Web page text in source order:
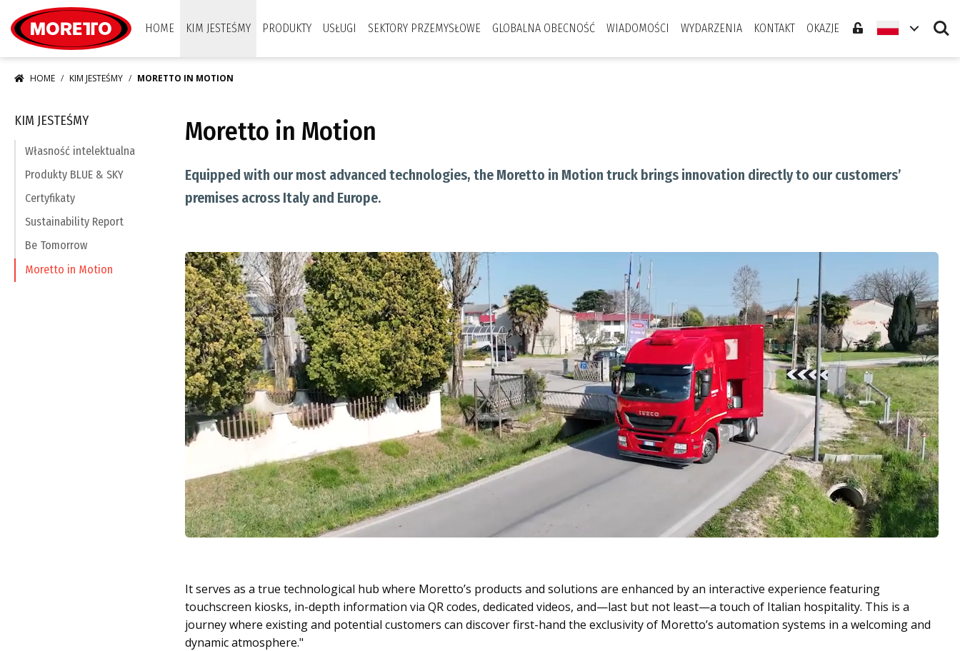
HOME
KIM JESTEŚMY PRODUKTY USŁUGI SEKTORY PRZEMYSŁOWE GLOBALNA OBECNOŚĆ WIADOMOŚCI WYDARZENIA KONTAKT OKAZJE Search
HOME KIM JESTEŚMY MORETTO IN MOTION
Moretto in Motion
Equipped with our most advanced technologies, the Moretto in Motion truck brings innovation directly to our customers’
premises across Italy and Europe.
It serves as a true technological hub where Moretto’s products and solutions are enhanced by an interactive experience featuring
touchscreen kiosks, in-depth information via QR codes, dedicated videos, and—last but not least—a touch of Italian hospitality. This is a
journey where existing and potential customers can discover first-hand the exclusivity of Moretto’s automation systems in a welcoming and
dynamic atmosphere."
KIM JESTEŚMY
Własność intelektualna
Produkty BLUE & SKY
Certyfikaty
Sustainability Report
Be Tomorrow
Moretto in Motion